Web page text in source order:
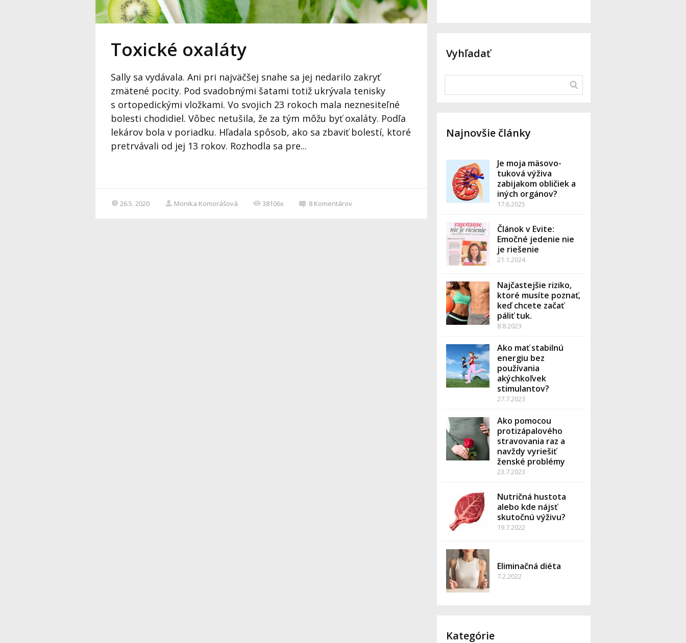
Toxické oxaláty
Sally sa vydávala. Ani pri najväčšej snahe sa jej nedarilo zakryť
zmätené pocity. Pod svadobnými šatami totiž ukrývala tenisky
s ortopedickými vložkami. Vo svojich 23 rokoch mala neznesiteľné
bolesti chodidiel. Vôbec netušila, že za tým môžu byť oxaláty. Podľa
lekárov bola v poriadku. Hľadala spôsob, ako sa zbaviť bolestí, ktoré
pretrvávali od jej 13 rokov. Rozhodla sa pre...
26.5. 2020 Monika Komorášová 38106x 8 Komentárov
Vyhľadať
Najnovšie články
Je moja mäsovo-
tuková výživa
zabijakom obličiek a
iných orgánov?
17.6.2025
Článok v Evite:
Emočné jedenie nie
je riešenie
21.1.2024
Najčastejšie riziko,
ktoré musíte poznať,
keď chcete začať
páliť tuk.
8.8.2023
Ako mať stabilnú
energiu bez
používania
akýchkoľvek
stimulantov?
27.7.2023
Ako pomocou
protizápalového
stravovania raz a
navždy vyriešiť
ženské problémy
23.7.2023
Nutričná hustota
alebo kde nájsť
skutočnú výživu?
19.7.2022
Eliminačná diéta
7.2.2022
Kategórie
Praktický dokument,
v ktorom nájdete:
- stručnú teóriu
- podrobný zoznam vhodných
a nevhodných potravín
usporiadaný do prehľadných
- 3 dňový jedálniček, osobitne